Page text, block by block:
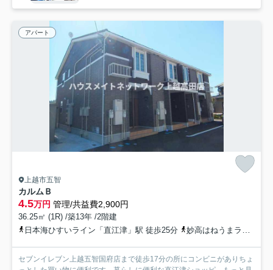
アパート
上越市五智
カルムＢ
4.5万円 管理/共益費2,900円
36.25㎡ (1R) /築13年 /2階建
日本海ひすいライン「直江津」駅 徒歩25分
妙高はねうまライン「直江津」駅 徒歩25分
セブンイレブン上越五智国府店まで徒歩17分の所にコンビニがありちょ